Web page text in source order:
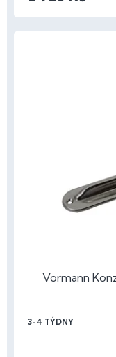
Vormann
3-4 TÝDNY